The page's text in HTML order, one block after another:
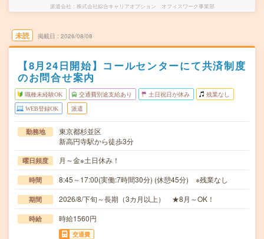
派遣会社 株式会社綜合キャリアオプション オフィスワーク事業部
未読 掲載日 2026/08/08
【8月24日開始】コールセンターにて共済制度
のお問合せ案内
職種未経験OK 交通費別途支給あり 土日祝日が休み 残業なし
WEB登録OK 派遣
勤務地
東京都杉並区
新高円寺駅から徒歩3分
曜日頻度 月～金※土日休み！
時間 8:45～17:00(実働:7時間30分) (休憩45分) ※残業なし
期間 2026/8/下旬～長期（3カ月以上） ★8月～OK！
時給 時給1560円
交通費